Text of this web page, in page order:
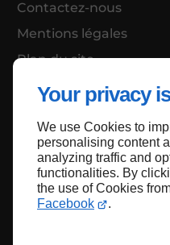
Your privacy
We use Cookies to
personalising content
analyzing traffic and
functionalities. By
the use of Cookies
Facebook
.
Contactez-nous
Mentions légales
Plan du site